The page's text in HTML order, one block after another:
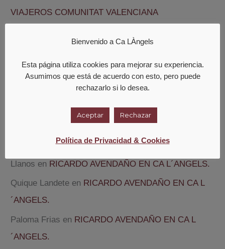
VIAJEROS COMUNITAT VALENCIANA
Comentarios recientes
Carmen MartinezenPREMIO ” TEMPLO DEL BUEN
VALENCIANA
Llanos en RICARDO AVENDAÑO EN CA L´ANGELS.
Quique Landete en RICARDO AVENDAÑO EN CA L
´ANGELS.
Paloma Frias en RICARDO AVENDAÑO EN CA L
´ANGELS.
Bienvenido a Ca LÀngels
Esta página utiliza cookies para mejorar su experiencia.
Asumimos que está de acuerdo con esto, pero puede
rechazarlo si lo desea.
Aceptar Rechazar
Política de Privacidad & Cookies